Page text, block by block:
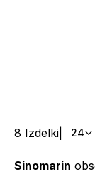
8 Izdelki 24
Sinomarin